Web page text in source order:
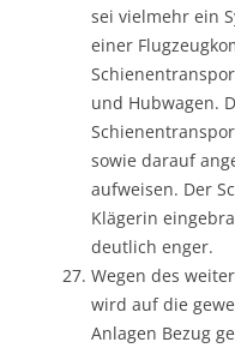
sei vielmehr ein
einer
und Hubwagen.
sowie darauf
aufweisen. Der
Klägerin
deutlich enger.
Wegen des
wird auf die
Anlagen Bezug